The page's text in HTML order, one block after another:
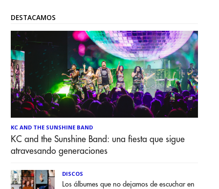
DESTACAMOS
KC AND THE SUNSHINE BAND
KC and the Sunshine Band: una fiesta que sigue
atravesando generaciones
DISCOS
Los álbumes que no dejamos de escuchar en